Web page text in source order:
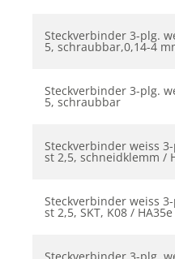
Steckverbinder 3-plg.
5, schraubbar,0,14-4
Steckverbinder 3-plg.
5, schraubbar
Steckverbinder weiss
st 2,5, schneidklemm /
Steckverbinder weiss
st 2,5, SKT, K08 / HA35e